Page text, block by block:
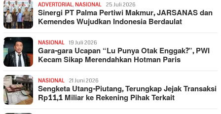
ADVERTORIAL, NASIONAL 25 Juli 2026
Sinergi PT Palma Pertiwi Makmur, JARSANAS dan
Kemendes Wujudkan Indonesia Berdaulat
NASIONAL 19 Juli 2026
Gara-gara Ucapan “Lu Punya Otak Enggak?”, PWI
Kecam Sikap Merendahkan Hotman Paris
NASIONAL 21 Juni 2026
Sengketa Utang-Piutang, Terungkap Jejak Transaksi
Rp11,1 Miliar ke Rekening Pihak Terkait